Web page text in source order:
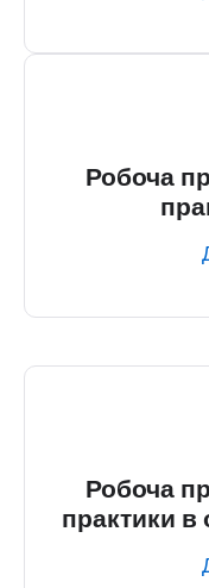
Робоча
Робоча
практики в